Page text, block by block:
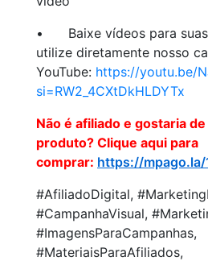
•
Baixe vídeos para
utilize diretamente nosso
YouTube: https://youtu.be/
si=RW2_4CXtDkHLDYTx
Não é afiliado e gostaria
produto? Clique aqui para
comprar: https://mpago.la/
#AfiliadoDigital,
#CampanhaVisual,
#ImagensParaCampanhas,
#MateriaisParaAfiliados,